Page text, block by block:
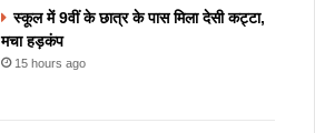
स्कूल में 9वीं के छात्र के पास मिला देसी कट्टा,
मचा हड़कंप
15 hours ago